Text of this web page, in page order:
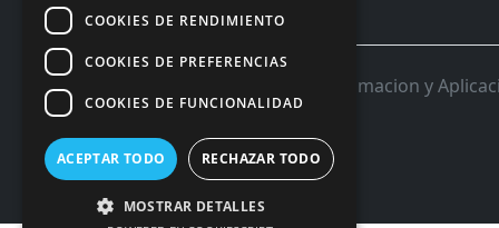
© 2026 InforSystem Programacion y
COOKIES DE RENDIMIENTO
COOKIES DE PREFERENCIAS
COOKIES DE FUNCIONALIDAD
ACEPTAR TODO RECHAZAR TODO
MOSTRAR DETALLES